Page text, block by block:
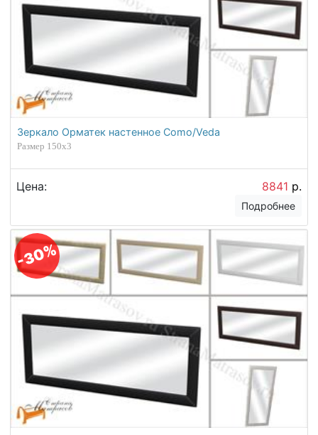
Зеркало Орматек настенное Como/Veda
Размер 150х3
Цена: 8841 р.
Подробнее
-30%